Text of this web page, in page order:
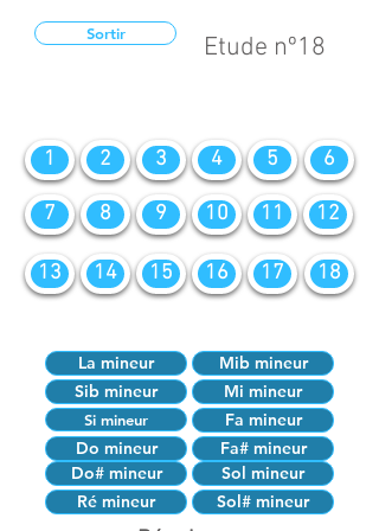
Sortir Etude nº18
1 2 3 4 5 6
7 8 9 10 11 12
13 14 15 16 17 18
La mineur
Mib mineur
Sib mineur
Mi mineur
Si mineur
Fa mineur
Do mineur
Do# mineur
Fa# mineur
Sol mineur
Ré mineur
Sol# mineur